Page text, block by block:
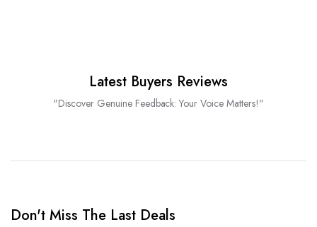
Latest Buyers Reviews
"Discover Genuine Feedback: Your Voice Matters!"
Don't Miss The Last Deals